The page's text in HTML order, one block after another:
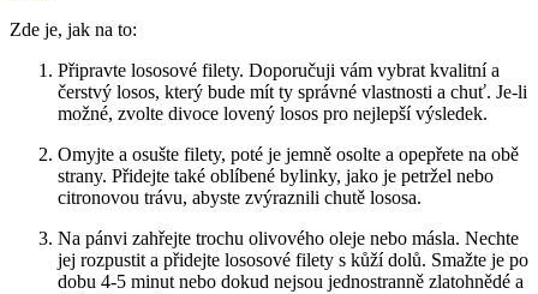
Zde je, jak na to:
Připravte lososové filety. Doporučuji vám vybrat kvalitní a
čerstvý losos, který bude mít ty správné vlastnosti a chuť. Je-li
možné, zvolte divoce lovený losos pro nejlepší výsledek.
Omyjte a osušte filety, poté je jemně osolte a opepřete na obě
strany. Přidejte také oblíbené bylinky, jako je petržel nebo
citronovou trávu, abyste zvýraznili chutě lososa.
Na pánvi zahřejte trochu olivového oleje nebo másla. Nechte
jej rozpustit a přidejte lososové filety s kůží dolů. Smažte je po
dobu 4-5 minut nebo dokud nejsou jednostranně zlatohnědé a